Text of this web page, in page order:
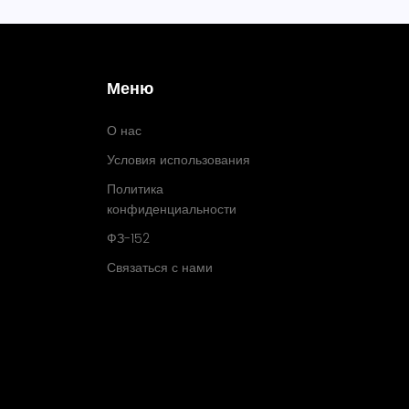
Меню
О нас
Условия использования
Политика
конфиденциальности
ФЗ-152
Связаться с нами